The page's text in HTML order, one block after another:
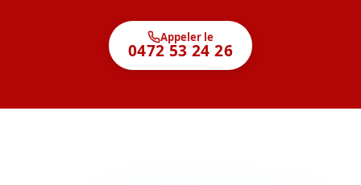
Appeler le
0472 53 24 26